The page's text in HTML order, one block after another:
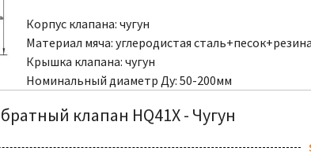
Корпус клапана: чугун
Материал мяча: углеродистая
Крышка клапана: чугун
Номинальный диаметр Ду: 50-200мм
клапан HQ41X - Чугун